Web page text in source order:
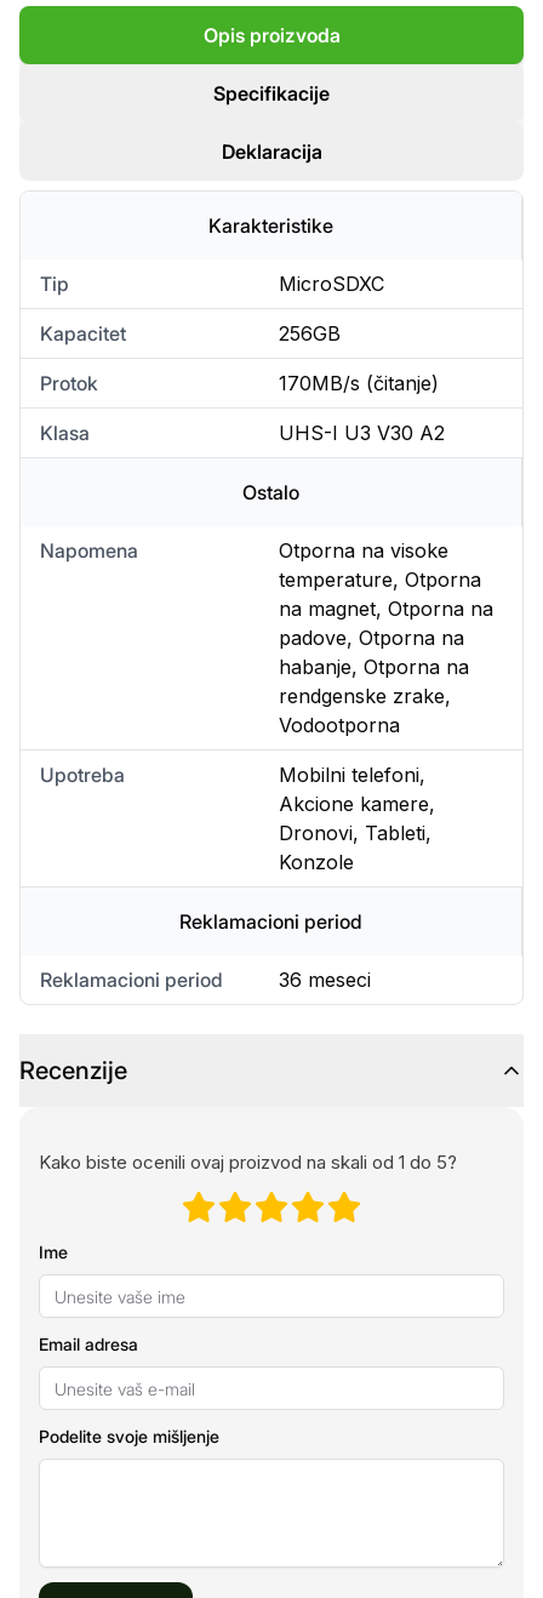
Opis proizvoda
Specifikacije
Deklaracija
Karakteristike
Tip MicroSDXC
Kapacitet 256GB
Protok 170MB/s (čitanje)
Klasa UHS-I U3 V30 A2
Ostalo
Napomena
Otporna na visoke
temperature, Otporna
na magnet, Otporna na
padove, Otporna na
habanje, Otporna na
rendgenske zrake,
Vodootporna
Upotreba
Mobilni telefoni,
Akcione kamere,
Dronovi, Tableti,
Konzole
Reklamacioni period
Reklamacioni period 36 meseci
Recenzije
Kako biste ocenili ovaj proizvod na skali od 1 do 5?
Ime
Email adresa
Podelite svoje mišljenje